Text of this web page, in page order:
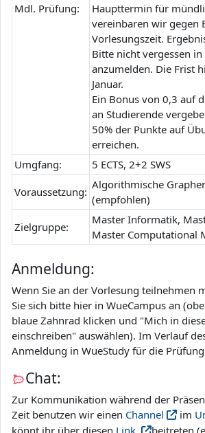
Mdl. Prüfung:
Haupttermin für
vereinbaren wir gegen
Vorlesungszeit.
Bitte nicht vergessen in
anzumelden. Die Frist
Januar.
Ein Bonus von 0,3 auf
an Studierende
50% der Punkte auf
erreichen.
Umgfang:
5 ECTS, 2+2 SWS
Voraussetzung:
Algorithmische
(empfohlen)
Zielgruppe:
Master Informatik,
Master Computational
Anmeldung:
Wenn Sie an der Vorlesung teilnehmen
Sie sich bitte hier in WueCampus an
blaue Zahnrad klicken und "Mich in
einschreiben" auswählen). Im Verlauf
Anmeldung in WueStudy für die
Chat:
Zur Kommunikation während der
Zeit benutzen wir einen Channel im